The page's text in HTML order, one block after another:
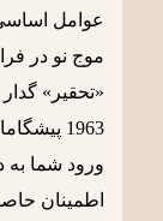
عوامل
موج نو در
«تحقیر»
1963
ورود شما به
اطمینان